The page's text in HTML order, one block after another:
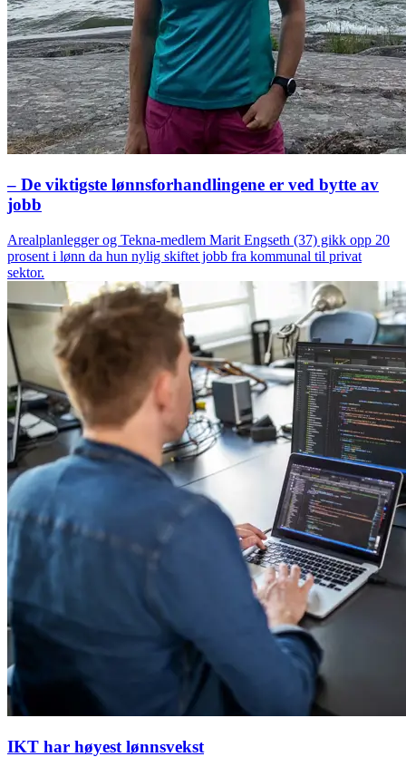
– De viktigste lønnsforhandlingene er ved bytte av
jobb
Arealplanlegger og Tekna-medlem Marit Engseth (37) gikk opp 20
prosent i lønn da hun nylig skiftet jobb fra kommunal til privat
sektor.
IKT har høyest lønnsvekst